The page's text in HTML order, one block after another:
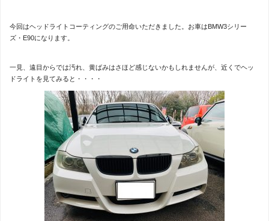
今回はヘッドライトコーティングのご用命いただきました。お車はBMW3シリー
ズ・E90になります。
一見、遠目からでは汚れ、黄ばみはさほど感じないかもしれませんが、近くでヘッ
ドライトを見てみると・・・・